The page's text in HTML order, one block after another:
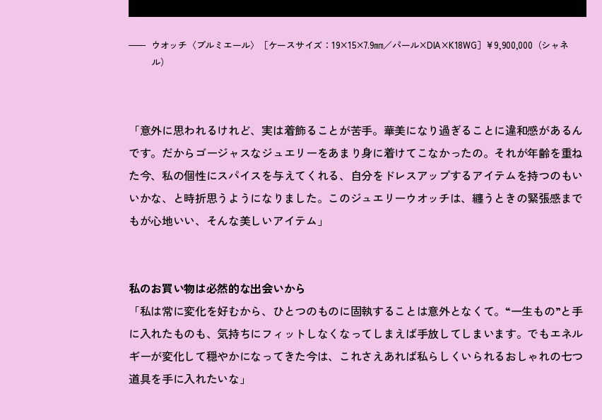
ウオッチ〈プルミエール〉［ケースサイズ：19×15×7.9㎜／パール×DIA×K18WG］¥9,900,000（シャネ
ル）
「意外に思われるけれど、実は着飾ることが苦手。華美になり過ぎることに違和感があるん
です。だからゴージャスなジュエリーをあまり身に着けてこなかったの。それが年齢を重ね
た今、私の個性にスパイスを与えてくれる、自分をドレスアップするアイテムを持つのもい
いかな、と時折思うようになりました。このジュエリーウオッチは、纏うときの緊張感まで
もが心地いい、そんな美しいアイテム」
私のお買い物は必然的な出会いから
「私は常に変化を好むから、ひとつのものに固執することは意外となくて。“一生もの”と手
に入れたものも、気持ちにフィットしなくなってしまえば手放してしまいます。でもエネル
ギーが変化して穏やかになってきた今は、これさえあれば私らしくいられるおしゃれの七つ
道具を手に入れたいな」